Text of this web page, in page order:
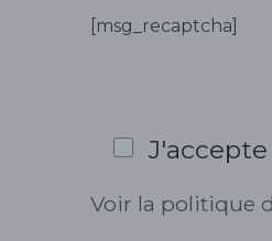
[msg_recaptcha]
Voir la politique